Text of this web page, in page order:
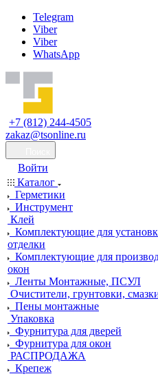
Telegram
Viber
Viber
WhatsApp
+7 (812) 244-4505
zakaz@tsonline.ru
Войти
Каталог
Герметики
Инструмент
Клей
Комплектующие для
отделки
Комплектующие для
окон
Ленты Монтажные, ПСУЛ
Очистители, грунтовки,
Пены монтажные
Упаковка
Фурнитура для дверей
Фурнитура для окон
РАСПРОДАЖА
Крепеж